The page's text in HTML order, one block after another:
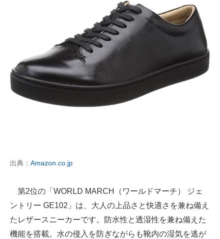
出典： Amazon.co.jp
第2位の「WORLD MARCH（ワールドマーチ） ジェ
ントリー GE102」は、大人の上品さと快適さを兼ね備え
たレザースニーカーです。防水性と透湿性を兼ね備えた
機能を搭載。水の侵入を防ぎながらも靴内の湿気を逃が